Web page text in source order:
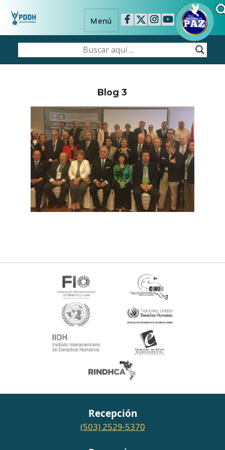
Menú
Blog 3
Recepción
(503) 2529-5370